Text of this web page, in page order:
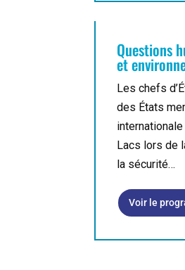
Questions
et
Les chefs
des États
Lacs lors de
la sécurité…
Voir le